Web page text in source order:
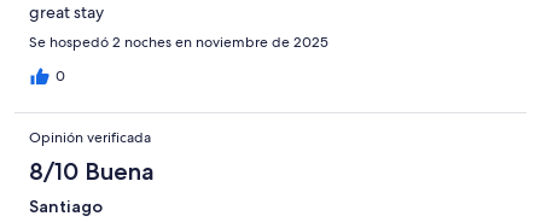
great stay
Se hospedó 2 noches en noviembre de 2025
0
Opinión verificada
8/10 Buena
Santiago